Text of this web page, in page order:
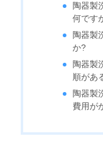
陶器製
何です
陶器製
か?
陶器製
順があ
陶器製
費用が